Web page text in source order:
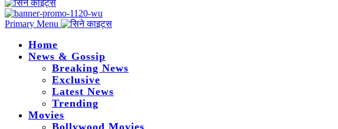
Primary Menu
Home
News & Gossip
Breaking News
Exclusive
Latest News
Trending
Movies
Bollywood Movies